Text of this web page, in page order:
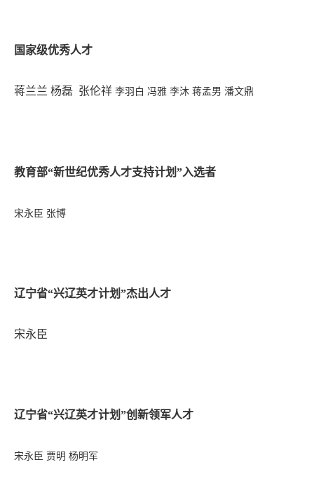
国家级优秀人才
蒋兰兰 杨磊 张伦祥 李羽白 冯雅 李沐 蒋孟男 潘文鼎
教育部“新世纪优秀人才支持计划”入选者
宋永臣 张博
辽宁省“兴辽英才计划”杰出人才
宋永臣
辽宁省“兴辽英才计划”创新领军人才
宋永臣 贾明 杨明军